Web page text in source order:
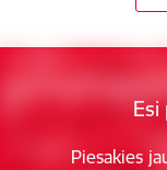
Esi
Piesakies